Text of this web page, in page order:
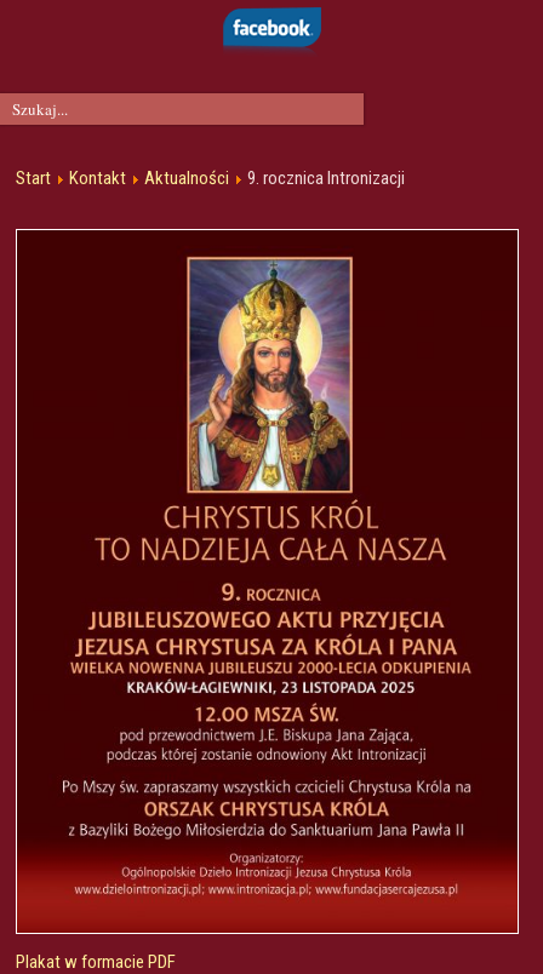
Start Kontakt Aktualności 9. rocznica Intronizacji
Plakat w formacie PDF